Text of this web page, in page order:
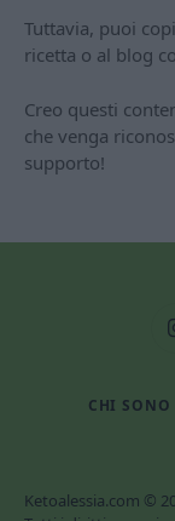
Tuttavia, puoi
ricetta o al blog
Creo questi
che venga
supporto!
CHI SONO
Ketoalessia.com ©